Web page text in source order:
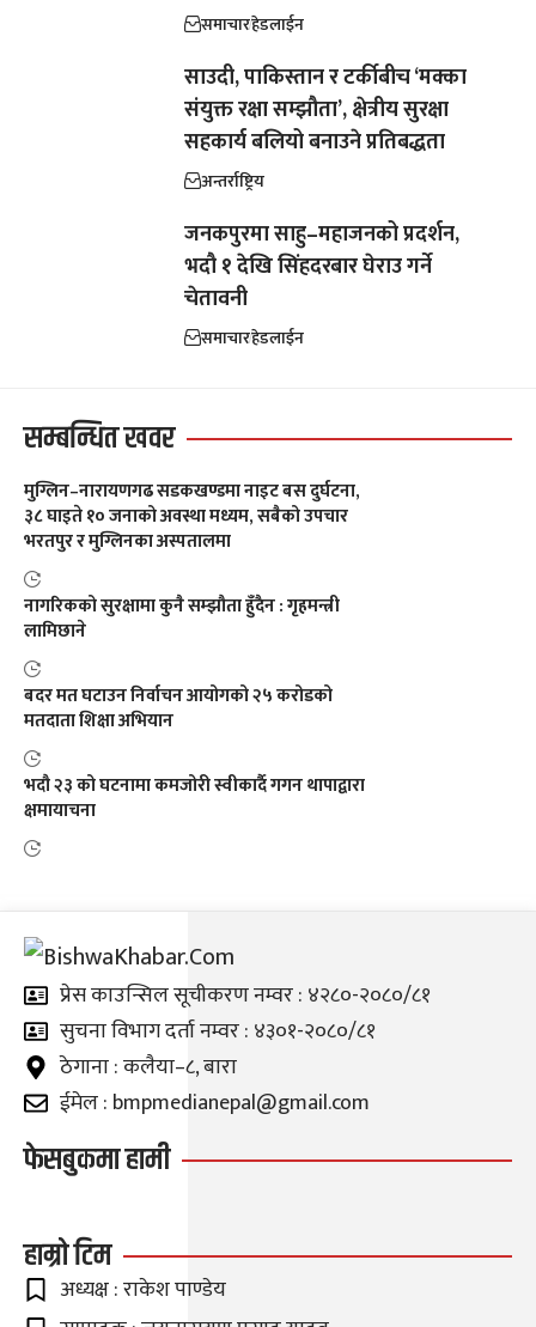
समाचारहेडलाईन
साउदी, पाकिस्तान र टर्कीबीच ‘मक्का
संयुक्त रक्षा सम्झौता’, क्षेत्रीय सुरक्षा
सहकार्य बलियो बनाउने प्रतिबद्धता
अन्तर्राष्ट्रिय
जनकपुरमा साहु–महाजनको प्रदर्शन,
भदौ १ देखि सिंहदरबार घेराउ गर्ने
चेतावनी
समाचारहेडलाईन
सम्बन्धित खवर
मुग्लिन–नारायणगढ सडकखण्डमा नाइट बस दुर्घटना,
३८ घाइते १० जनाको अवस्था मध्यम, सबैको उपचार
भरतपुर र मुग्लिनका अस्पतालमा
नागरिकको सुरक्षामा कुनै सम्झौता हुँदैन : गृहमन्त्री
लामिछाने
बदर मत घटाउन निर्वाचन आयोगको २५ करोडको
मतदाता शिक्षा अभियान
भदौ २३ को घटनामा कमजोरी स्वीकार्दै गगन थापाद्वारा
क्षमायाचना
प्रेस काउन्सिल सूचीकरण नम्वर : ४२८०-२०८०/८१
सुचना विभाग दर्ता नम्वर : ४३०१-२०८०/८१
ठेगाना : कलैया–८, बारा
ईमेल : bmpmedianepal@gmail.com
फेसबुकमा हामी
हाम्रो टिम
अध्यक्ष : राकेश पाण्डेय